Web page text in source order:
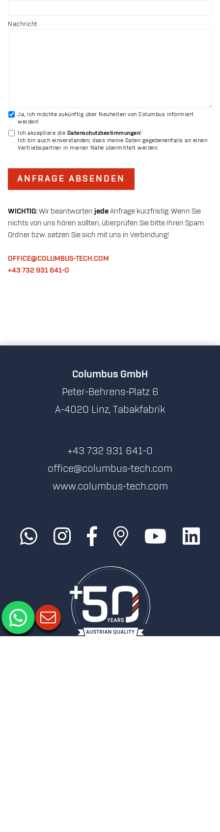
WICHTIG:Wir beantworten jedeAnfrage kurzfristig. Wenn Sie
nichts von uns hören sollten, überprüfen Sie bitte Ihren Spam
Ordner bzw. setzen Sie sich mit uns in Verbindung!
OFFICE@COLUMBUS-TECH.COM
+43 732 931 641-0
Nachricht
Ja, ich möchte zukünftig über Neuheiten von Columbus informiert
werden!
Ich akzeptiere die Datenschutzbestimmungen!
Ich bin auch einverstanden, dass meine Daten gegebenenfalls an einen
Vertriebspartner in meiner Nähe übermittelt werden.
ANFRAGE ABSENDEN
Columbus GmbH
Peter-Behrens-Platz 6
A-4020 Linz, Tabakfabrik
+43 732 931 641-0
office@columbus-tech.com
www.columbus-tech.com